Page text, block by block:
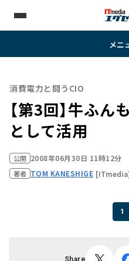
メニ
消費電力と闘うCIO
【第3回】牛ふ
として活用
公開 2008年06月30日 11時12分
著者 TOM KANESHIGE
1
Share